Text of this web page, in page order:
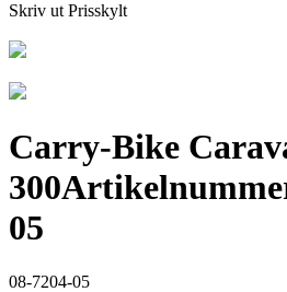
Skriv ut Prisskylt
Carry-Bike
300
05
08-7204-05